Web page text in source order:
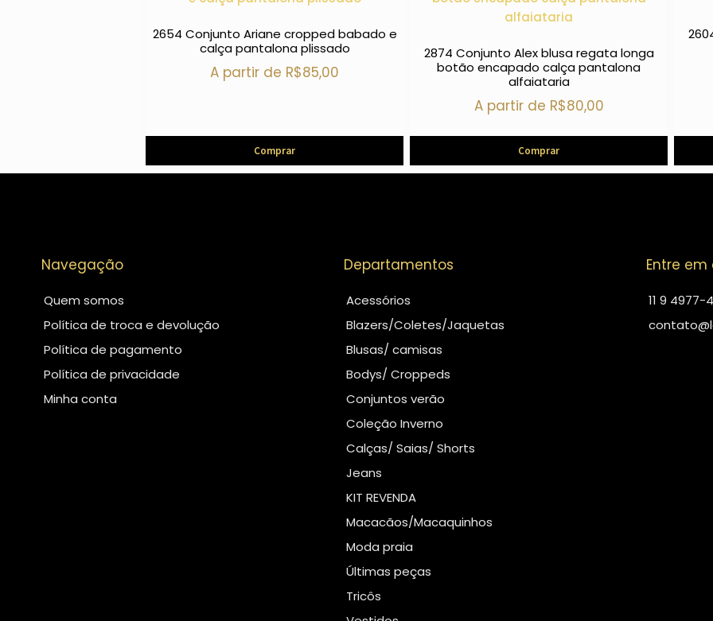
2654 Conjunto Ariane cropped babado e
calça pantalona plissado
A partir de R$85,00
Comprar
2874 Conjunto Alex blusa regata longa
botão encapado calça pantalona
alfaiataria
A partir de R$80,00
Comprar
Navegação
Quem somos
Política de troca e devolução
Política de pagamento
Política de privacidade
Minha conta
Departamentos
Acessórios
Blazers/Coletes/Jaquetas
Blusas/ camisas
Bodys/ Croppeds
Conjuntos verão
Coleção Inverno
Calças/ Saias/ Shorts
Jeans
KIT REVENDA
Macacãos/Macaquinhos
Moda praia
Últimas peças
Tricôs
Entre
11 9 4977-